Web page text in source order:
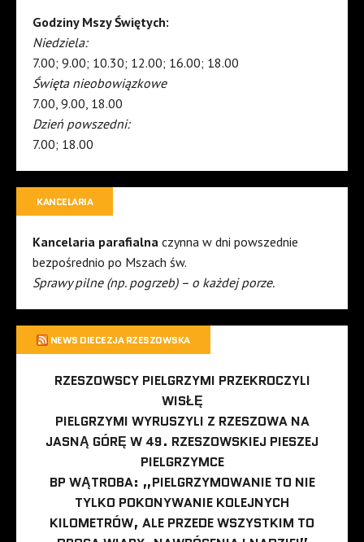
Godziny Mszy Świętych:
Niedziela:
7.00; 9.00; 10.30; 12.00; 16.00; 18.00
Święta nieobowiązkowe
7.00, 9.00, 18.00
Dzień powszedni:
7.00; 18.00
KANCELARIA
Kancelaria parafialna czynna w dni powszednie
bezpośrednio po Mszach św.
Sprawy pilne (np. pogrzeb) – o każdej porze.
NEWS DIECEZJA RZESZOWSKA
RZESZOWSCY PIELGRZYMI PRZEKROCZYLI
WISŁĘ
PIELGRZYMI WYRUSZYLI Z RZESZOWA NA
JASNĄ GÓRĘ W 49. RZESZOWSKIEJ PIESZEJ
PIELGRZYMCE
BP WĄTROBA: „PIELGRZYMOWANIE TO NIE
TYLKO POKONYWANIE KOLEJNYCH
KILOMETRÓW, ALE PRZEDE WSZYSTKIM TO